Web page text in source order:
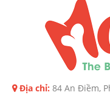
Địa chỉ: 84 An Điềm,